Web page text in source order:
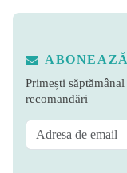
Primești
recomandări